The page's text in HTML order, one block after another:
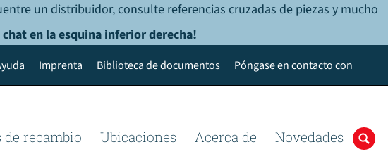
un distribuidor, consulte referencias cruzadas de piezas y mucho
chat en la esquina inferior derecha!
Imprenta Biblioteca de documentos Póngase en contacto con
de recambio Ubicaciones Acerca de Novedades